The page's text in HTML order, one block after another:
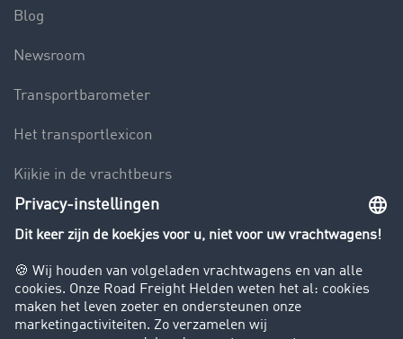
Blog
Newsroom
Transportbarometer
Het transportlexicon
Kijkje in de vrachtbeurs
Rijverbod voor vrachtwagens
Bedrijf
Success Stories